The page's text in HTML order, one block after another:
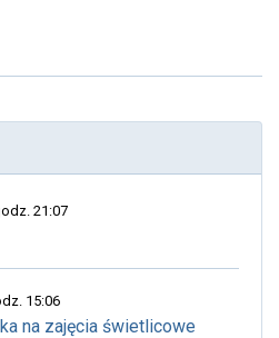
21:07
15:06
na zajęcia świetlicowe